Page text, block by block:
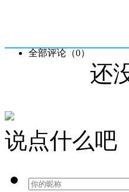
全部评论（0）
还
说点什么吧